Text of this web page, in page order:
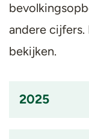
andere cijfers.
bekijken.
2025